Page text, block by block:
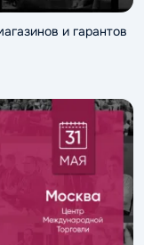
и гарантов